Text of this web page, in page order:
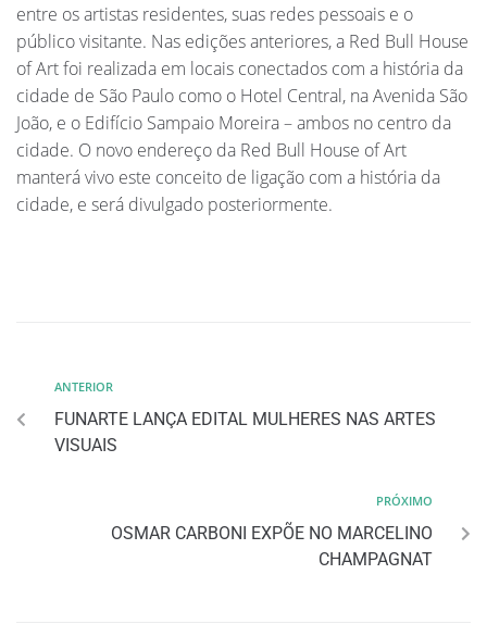
entre os artistas residentes, suas redes pessoais e o
público visitante. Nas edições anteriores, a Red Bull House
of Art foi realizada em locais conectados com a história da
cidade de São Paulo como o Hotel Central, na Avenida São
João, e o Edifício Sampaio Moreira – ambos no centro da
cidade. O novo endereço da Red Bull House of Art
manterá vivo este conceito de ligação com a história da
cidade, e será divulgado posteriormente.
ANTERIOR
FUNARTE LANÇA EDITAL MULHERES NAS ARTES
VISUAIS
PRÓXIMO
OSMAR CARBONI EXPÕE NO MARCELINO
CHAMPAGNAT